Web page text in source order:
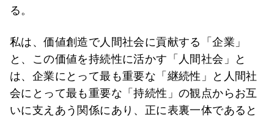
る。
私は、価値創造で人間社会に貢献する「企業」
と、この価値を持続性に活かす「人間社会」と
は、企業にとって最も重要な「継続性」と人間社
会にとって最も重要な「持続性」の観点からお互
いに支えあう関係にあり、正に表裏一体であると